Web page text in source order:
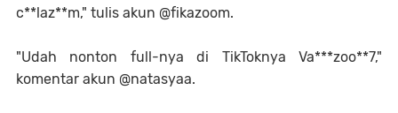
c**laz**m," tulis akun @fikazoom.
"Udah nonton full-nya di TikToknya Va***zoo**7,"
komentar akun @natasyaa.